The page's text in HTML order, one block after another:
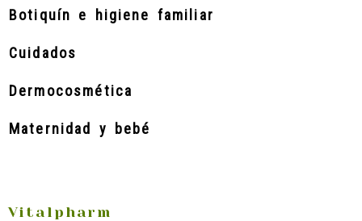
Botiquín e higiene familiar
Cuidados
Dermocosmética
Maternidad y bebé
Vitalpharm